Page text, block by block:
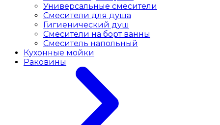
Универсальные смесители
Смесители для душа
Гигиенический душ
Смесители на борт ванны
Смеситель напольный
Кухонные мойки
Раковины